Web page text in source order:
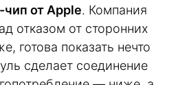
от Apple. Компания
отказом от сторонних
готова показать нечто
сделает соединение